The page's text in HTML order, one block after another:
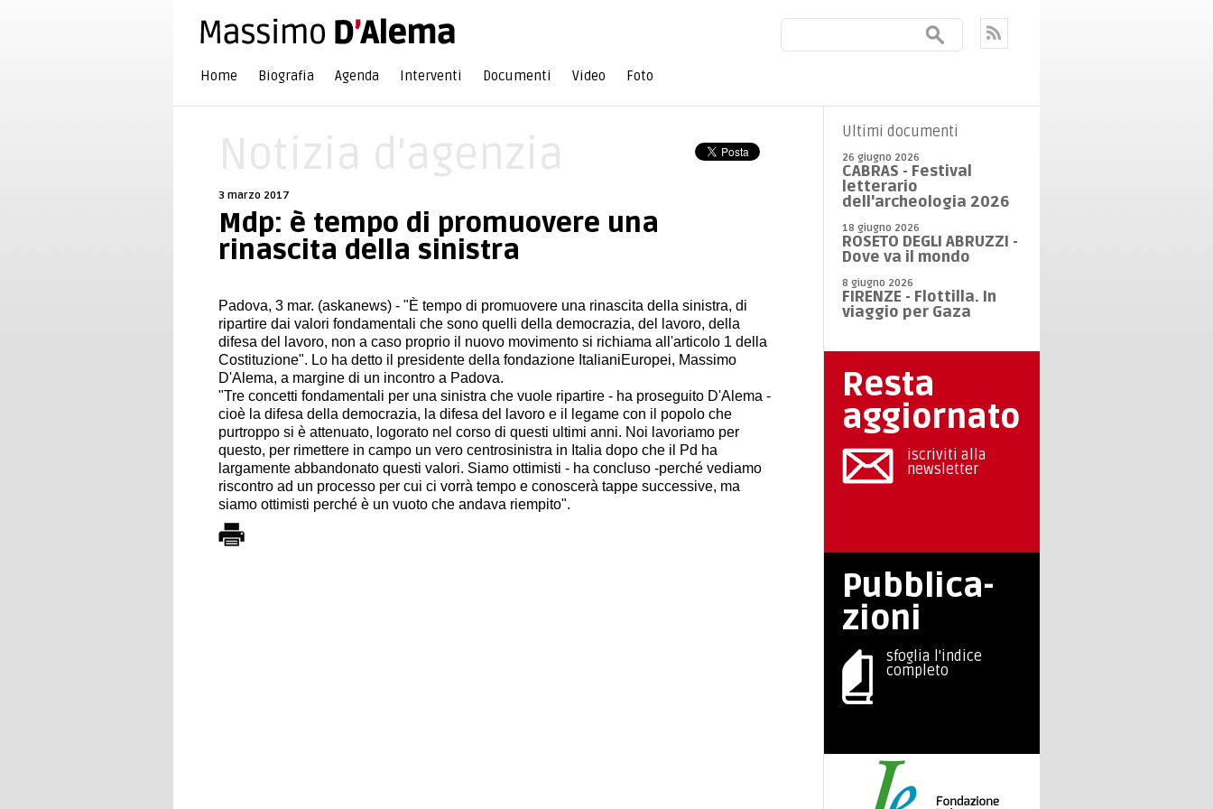
Home Biografia Agenda Interventi Documenti Video Foto
3 marzo 2017
Mdp: è tempo di promuovere una
rinascita della sinistra
Padova, 3 mar. (askanews) - "È tempo di promuovere una rinascita della sinistra, di
ripartire dai valori fondamentali che sono quelli della democrazia, del lavoro, della
difesa del lavoro, non a caso proprio il nuovo movimento si richiama all'articolo 1 della
Costituzione". Lo ha detto il presidente della fondazione ItalianiEuropei, Massimo
D'Alema, a margine di un incontro a Padova.
"Tre concetti fondamentali per una sinistra che vuole ripartire - ha proseguito D'Alema -
cioè la difesa della democrazia, la difesa del lavoro e il legame con il popolo che
purtroppo si è attenuato, logorato nel corso di questi ultimi anni. Noi lavoriamo per
questo, per rimettere in campo un vero centrosinistra in Italia dopo che il Pd ha
largamente abbandonato questi valori. Siamo ottimisti - ha concluso -perché vediamo
riscontro ad un processo per cui ci vorrà tempo e conoscerà tappe successive, ma
siamo ottimisti perché è un vuoto che andava riempito".
Ultimi documenti
26 giugno 2026
CABRAS - Festival
letterario
dell'archeologia 2026
18 giugno 2026
ROSETO DEGLI ABRUZZI -
Dove va il mondo
8 giugno 2026
FIRENZE - Flottilla. In
viaggio per Gaza
Resta
aggiornato
iscriviti alla
newsletter
Pubblica-
zioni
sfoglia l'indice
completo